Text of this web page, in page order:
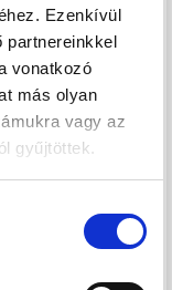
Ezenkívül
partnereinkkel
vonatkozó
más olyan
vagy az
gyűjtöttek.
hatékony.
megbízható,
rendelkezik.
anyagok és
nem sok ilyen